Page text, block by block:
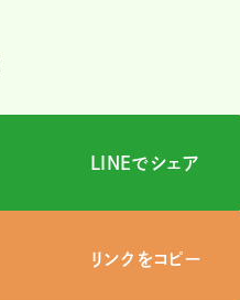
LINEでシェア
リンクをコピー